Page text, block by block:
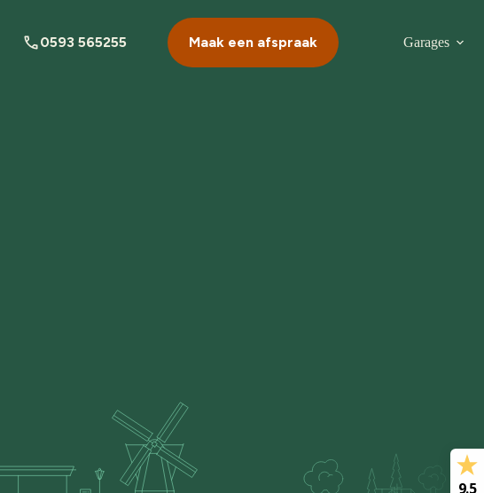
0593 565255 Maak een afspraak Garages
9.5